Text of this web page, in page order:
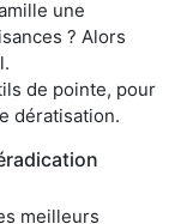
une
? Alors
de pointe, pour
dératisation.
meilleurs